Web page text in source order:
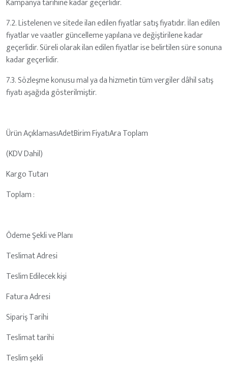
Kampanya tarihine kadar geçerlidir.
7.2. Listelenen ve sitede ilan edilen fiyatlar satış fiyatıdır. İlan edilen
fiyatlar ve vaatler güncelleme yapılana ve değiştirilene kadar
geçerlidir. Süreli olarak ilan edilen fiyatlar ise belirtilen süre sonuna
kadar geçerlidir.
7.3. Sözleşme konusu mal ya da hizmetin tüm vergiler dâhil satış
fiyatı aşağıda gösterilmiştir.
Ürün AçıklamasıAdetBirim FiyatıAra Toplam
(KDV Dahil)
Kargo Tutarı
Toplam :
Ödeme Şekli ve Planı
Teslimat Adresi
Teslim Edilecek kişi
Fatura Adresi
Sipariş Tarihi
Teslimat tarihi
Teslim şekli